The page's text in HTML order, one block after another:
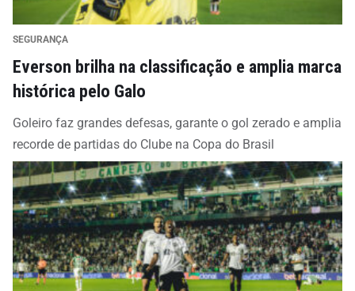
SEGURANÇA
Everson brilha na classificação e amplia marca
histórica pelo Galo
Goleiro faz grandes defesas, garante o gol zerado e amplia
recorde de partidas do Clube na Copa do Brasil